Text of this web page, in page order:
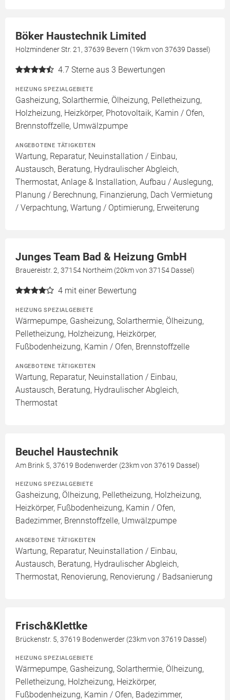
Böker Haustechnik Limited
Holzmindener Str. 21, 37639 Bevern (19km von 37639 Dassel)
4.7 Sterne aus 3 Bewertungen
HEIZUNG SPEZIALGEBIETE
Gasheizung, Solarthermie, Ölheizung, Pelletheizung,
Holzheizung, Heizkörper, Photovoltaik, Kamin / Ofen,
Brennstoffzelle, Umwälzpumpe
ANGEBOTENE TÄTIGKEITEN
Wartung, Reparatur, Neuinstallation / Einbau,
Austausch, Beratung, Hydraulischer Abgleich,
Thermostat, Anlage & Installation, Aufbau / Auslegung,
Planung / Berechnung, Finanzierung, Dach Vermietung
/ Verpachtung, Wartung / Optimierung, Erweiterung
Junges Team Bad & Heizung GmbH
Brauereistr. 2, 37154 Northeim (20km von 37154 Dassel)
4 mit einer Bewertung
HEIZUNG SPEZIALGEBIETE
Wärmepumpe, Gasheizung, Solarthermie, Ölheizung,
Pelletheizung, Holzheizung, Heizkörper,
Fußbodenheizung, Kamin / Ofen, Brennstoffzelle
ANGEBOTENE TÄTIGKEITEN
Wartung, Reparatur, Neuinstallation / Einbau,
Austausch, Beratung, Hydraulischer Abgleich,
Thermostat
Beuchel Haustechnik
Am Brink 5, 37619 Bodenwerder (23km von 37619 Dassel)
HEIZUNG SPEZIALGEBIETE
Gasheizung, Ölheizung, Pelletheizung, Holzheizung,
Heizkörper, Fußbodenheizung, Kamin / Ofen,
Badezimmer, Brennstoffzelle, Umwälzpumpe
ANGEBOTENE TÄTIGKEITEN
Wartung, Reparatur, Neuinstallation / Einbau,
Austausch, Beratung, Hydraulischer Abgleich,
Thermostat, Renovierung, Renovierung / Badsanierung
Frisch&Klettke
Brückenstr. 5, 37619 Bodenwerder (23km von 37619 Dassel)
HEIZUNG SPEZIALGEBIETE
Wärmepumpe, Gasheizung, Solarthermie, Ölheizung,
Pelletheizung, Holzheizung, Heizkörper,
Fußbodenheizung, Kamin / Ofen, Badezimmer,